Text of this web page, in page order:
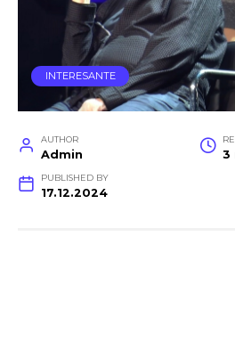
INTERESANTE
AUTHOR
Admin 3
PUBLISHED BY
17.12.2024